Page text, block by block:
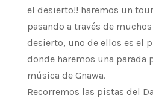
el desierto!! haremos un
pasando a través de
desierto, uno de ellos es el
donde haremos una parada
música de Gnawa.
Recorremos las pistas del